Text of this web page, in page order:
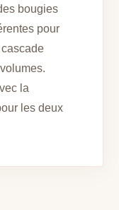
bougies
pour
la
les deux